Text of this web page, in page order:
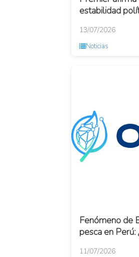
estabilidad
13/07/2026
Noticias
Fenómeno de
pesca en
11/07/2026